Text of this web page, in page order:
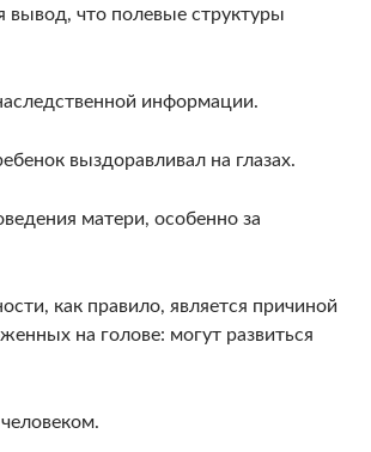
вывод, что поле­вые структуры
информации.
выздо­равливал на глазах.
матери, особенно за
как правило, является причиной
на голове: могут развиться